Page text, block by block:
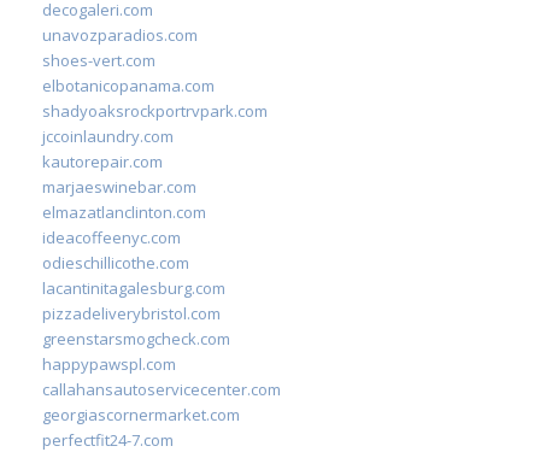
decogaleri.com
unavozparadios.com
shoes-vert.com
elbotanicopanama.com
shadyoaksrockportrvpark.com
jccoinlaundry.com
kautorepair.com
marjaeswinebar.com
elmazatlanclinton.com
ideacoffeenyc.com
odieschillicothe.com
lacantinitagalesburg.com
pizzadeliverybristol.com
greenstarsmogcheck.com
happypawspl.com
callahansautoservicecenter.com
georgiascornermarket.com
perfectfit24-7.com